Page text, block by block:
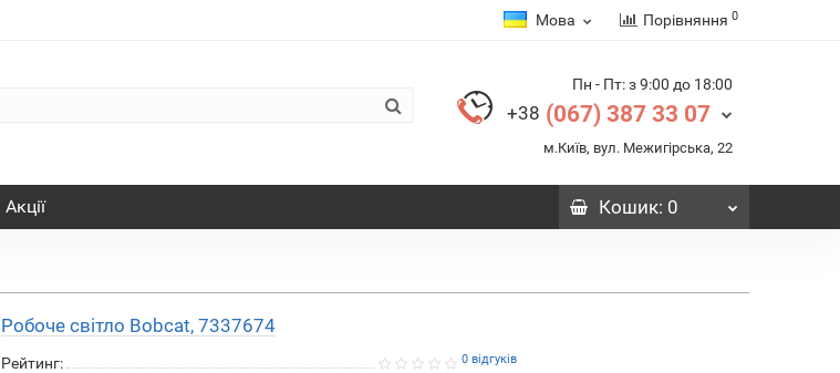
Мова Порівняння 0
Пн - Пт: з 9:00 до 18:00
+38 (067) 387 33 07
м.Київ, вул. Межигірська, 22
Акції Кошик: 0
Робоче світло Bobcat, 7337674
Рейтинг: 0 відгуків